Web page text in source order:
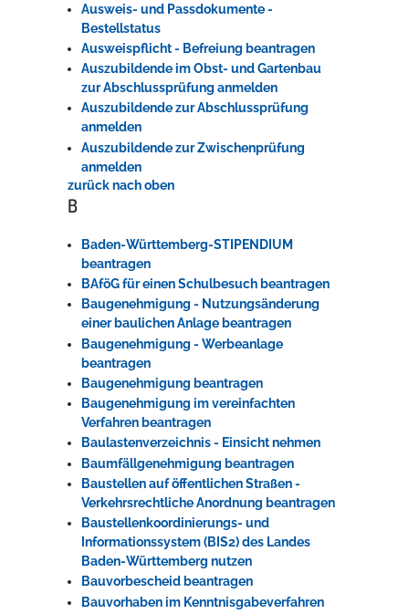
Ausweis- und Passdokumente -
Bestellstatus
Ausweispflicht - Befreiung beantragen
Auszubildende im Obst- und Gartenbau
zur Abschlussprüfung anmelden
Auszubildende zur Abschlussprüfung
anmelden
Auszubildende zur Zwischenprüfung
anmelden
zurück nach oben
B
Baden-Württemberg-STIPENDIUM
beantragen
BAföG für einen Schulbesuch beantragen
Baugenehmigung - Nutzungsänderung
einer baulichen Anlage beantragen
Baugenehmigung - Werbeanlage
beantragen
Baugenehmigung beantragen
Baugenehmigung im vereinfachten
Verfahren beantragen
Baulastenverzeichnis - Einsicht nehmen
Baumfällgenehmigung beantragen
Baustellen auf öffentlichen Straßen -
Verkehrsrechtliche Anordnung beantragen
Baustellenkoordinierungs- und
Informationssystem (BIS2) des Landes
Baden-Württemberg nutzen
Bauvorbescheid beantragen
Bauvorhaben im Kenntnisgabeverfahren